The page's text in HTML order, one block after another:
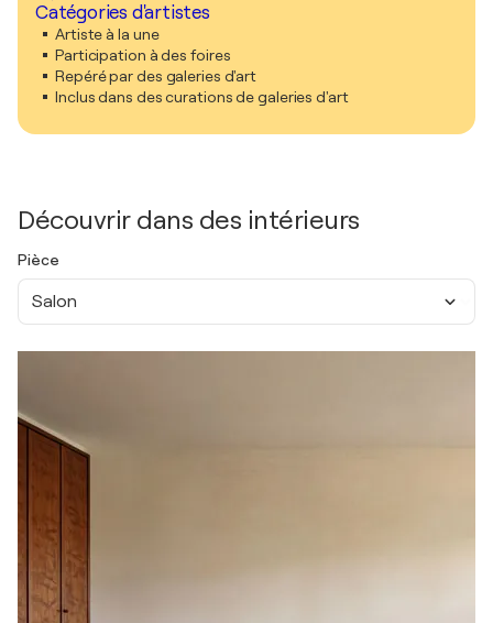
Catégories d'artistes
Artiste à la une
Participation à des foires
Repéré par des galeries d'art
Inclus dans des curations de galeries d'art
Découvrir dans des intérieurs
Pièce
Salon